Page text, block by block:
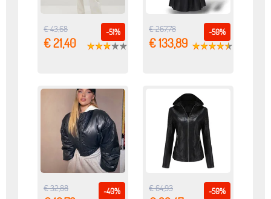
-51%
€ 43,68
€ 21,40
-50%
€ 267,78
€ 133,89
-40%
€ 32,88 -50%
€ 64,93